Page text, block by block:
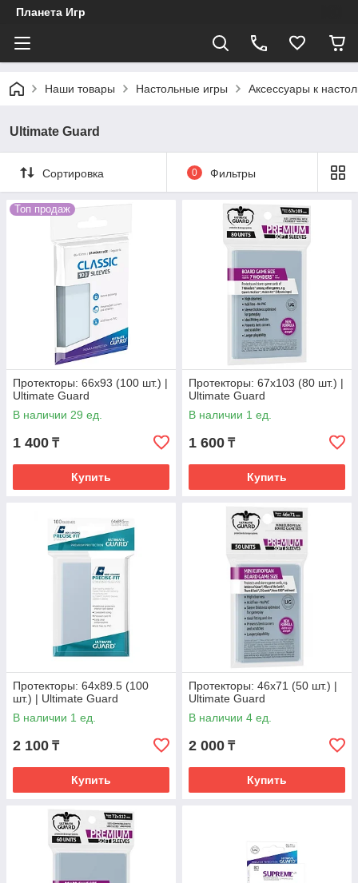
Планета Игр
Наши товары Настольные игры Аксессуары к
Ultimate Guard
Сортировка 0 Фильтры
Топ продаж
Протекторы: 66x93 (100 шт.) |
Ultimate Guard
В наличии 29 ед.
1 400 ₸
Купить
Протекторы: 67x103 (80 шт.) |
Ultimate Guard
В наличии 1 ед.
1 600 ₸
Купить
Протекторы: 64x89.5 (100
шт.) | Ultimate Guard
В наличии 1 ед.
2 100 ₸
Купить
Протекторы: 46x71 (50 шт.) |
Ultimate Guard
В наличии 4 ед.
2 000 ₸
Купить